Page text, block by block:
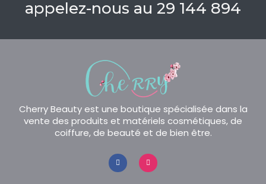
appelez-nous au 29 144 894
Cherry Beauty est une boutique spécialisée dans la
vente des produits et matériels cosmétiques, de
coiffure, de beauté et de bien être.